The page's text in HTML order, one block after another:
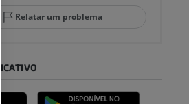
Relatar um problema